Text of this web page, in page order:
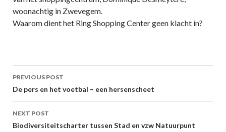
woonachtig in Zwevegem.
Waarom dient het Ring Shopping Center geen klacht in?
Post
navigation
PREVIOUS POST
De pers en het voetbal – een hersenscheet
NEXT POST
Biodiversiteitscharter tussen Stad en vzw Natuurpunt